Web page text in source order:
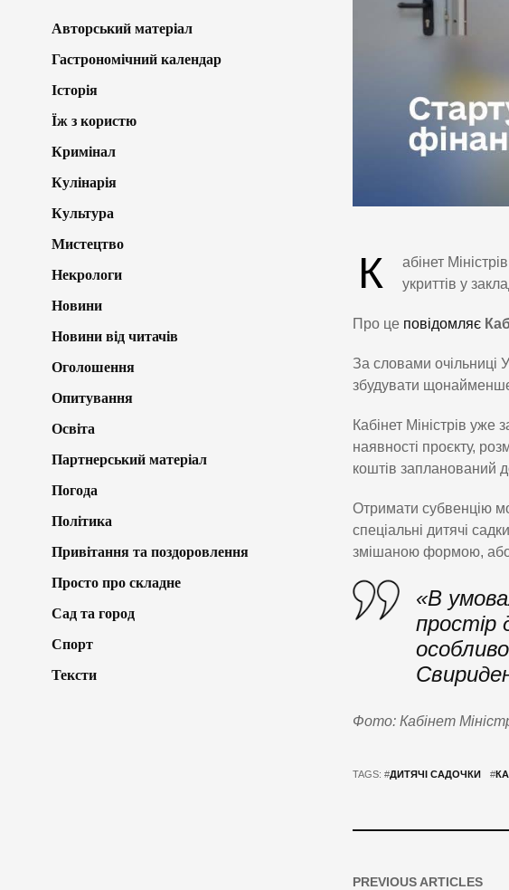
К
абінет
укриттів у
Про це повідомляє
За словами очільниці
збудувати щонайменше
Кабінет Міністрів
наявності проєкту,
коштів запланований
Отримати субвенцію
спеціальні дитячі
змішаною формою, або
«В
простір
Фото: Кабінет
TAGS: #ДИТЯЧІ САДОЧКИ #
PREVIOUS ARTICLES
Авторський матеріал
Гастрономічний календар
Історія
Їж з користю
Кримінал
Кулінарія
Культура
Мистецтво
Некрологи
Новини
Новини від читачів
Оголошення
Опитування
Освіта
Партнерський матеріал
Погода
Політика
Привітання та поздоровлення
Просто про складне
Сад та город
Спорт
Тексти